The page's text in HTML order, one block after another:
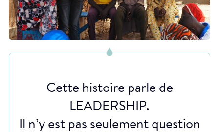
Cette histoire parle de
LEADERSHIP.
Il n’y est pas seulement question